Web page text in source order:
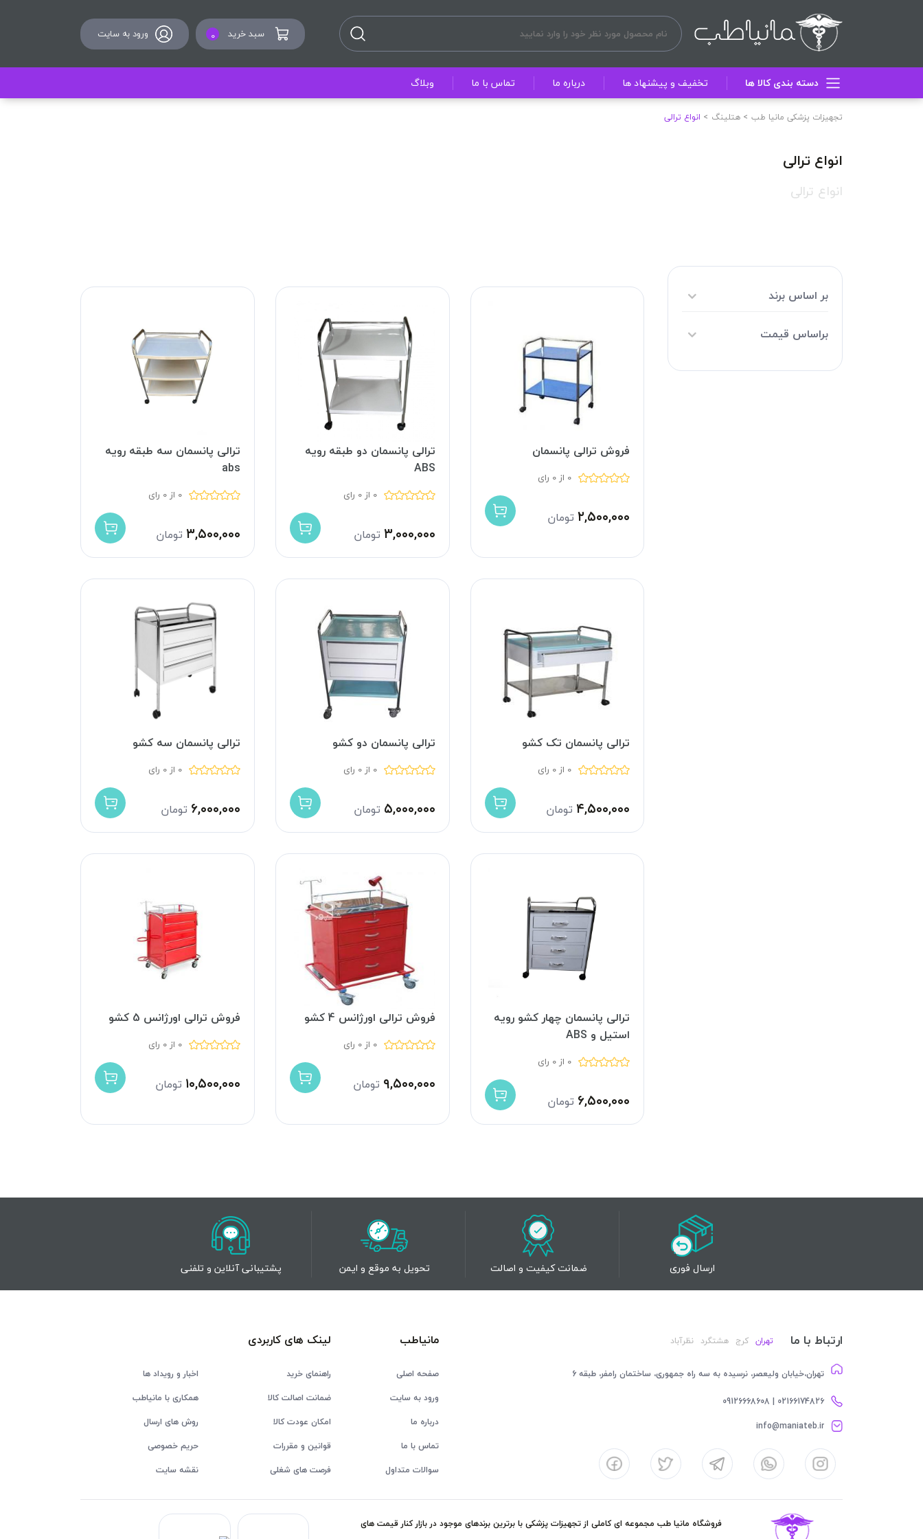
سبد خرید 0 ورود به سایت
دسته بندی کالا ها تخفیف و پیشنهاد ها درباره ما تماس با ما وبلاگ
تجهیزات پزشکی مانیا طب هتلینگ انواع ترالی
انواع ترالی
انواع ترالی
بر اساس برند
براساس قیمت
فروش ترالی پانسمان
0 از 0 رای
۲,۵۰۰,۰۰۰ تومان
ترالی پانسمان دو طبقه رویه
ABS
0 از 0 رای
۳,۰۰۰,۰۰۰ تومان
ترالی پانسمان سه طبقه رویه
abs
0 از 0 رای
۳,۵۰۰,۰۰۰ تومان
ترالی پانسمان تک کشو
0 از 0 رای
۴,۵۰۰,۰۰۰ تومان
ترالی پانسمان دو کشو
0 از 0 رای
۵,۰۰۰,۰۰۰ تومان
ترالی پانسمان سه کشو
0 از 0 رای
۶,۰۰۰,۰۰۰ تومان
ترالی پانسمان چهار کشو رویه
استیل و ABS
0 از 0 رای
۶,۵۰۰,۰۰۰ تومان
فروش ترالی اورژانس 4 کشو
0 از 0 رای
۹,۵۰۰,۰۰۰ تومان
فروش ترالی اورژانس 5 کشو
0 از 0 رای
۱۰,۵۰۰,۰۰۰ تومان
ارسال فوری ضمانت کیفیت و اصالت تحویل به موقع و ایمن پشتیبانی آنلاین و تلفنی
ارتباط با ما تهران کرج هشتگرد نظرآباد
تهران،خیابان ولیعصر، نرسیده به سه راه جمهوری، ساختمان رامفر، طبقه 6
02166174826 | 09126668608
info@maniateb.ir
مانیاطب
صفحه اصلی
ورود به سایت
درباره ما
تماس با ما
سوالات متداول
لینک های کاربردی
راهنمای خرید
اخبار و رویداد ها
ضمانت اصالت کالا
همکاری با مانیاطب
امکان عودت کالا
روش های ارسال
قوانین و مقررات
حریم خصوصی
فرصت های شغلی
نقشه سایت
فروشگاه مانیا طب مجموعه ای کاملی از تجهیزات پزشکی با برترین برندهای موجود در بازار کنار قیمت های